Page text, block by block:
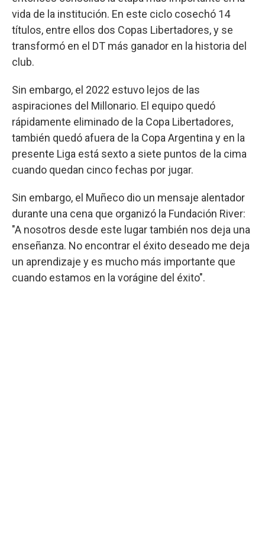
vida de la institución. En este ciclo cosechó 14
títulos, entre ellos dos Copas Libertadores, y se
transformó en el DT más ganador en la historia del
club.
Sin embargo, el 2022 estuvo lejos de las
aspiraciones del Millonario. El equipo quedó
rápidamente eliminado de la Copa Libertadores,
también quedó afuera de la Copa Argentina y en la
presente Liga está sexto a siete puntos de la cima
cuando quedan cinco fechas por jugar.
Sin embargo, el Muñeco dio un mensaje alentador
durante una cena que organizó la Fundación River:
"A nosotros desde este lugar también nos deja una
enseñanza. No encontrar el éxito deseado me deja
un aprendizaje y es mucho más importante que
cuando estamos en la vorágine del éxito".